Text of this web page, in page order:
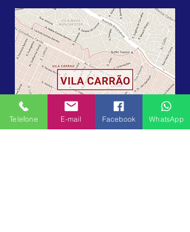
Telefone E-mail Facebook WhatsApp